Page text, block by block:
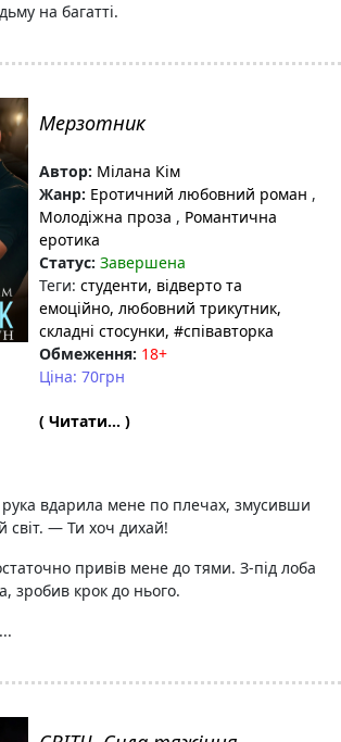
на багатті.
Мерзотник
Автор: Мілана Кім
Жанр: Еротичний любовний роман ,
Молодіжна проза , Романтична
еротика
Статус: Завершена
Теги: студенти, відверто та
емоційно, любовний трикутник,
складні стосунки, #співавторка
Обмеження: 18+
Ціна: 70грн
( Читати... )
вдарила мене по плечах, змусивши
світ. — Ти хоч дихай!
привів мене до тями. З-під лоба
зробив крок до нього.